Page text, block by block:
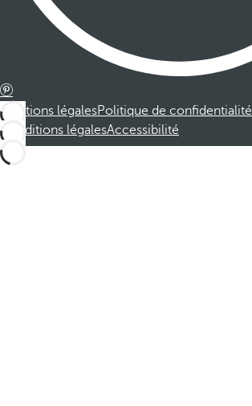
Mentions légalesPolitique de confidentialité
Conditions légalesAccessibilité